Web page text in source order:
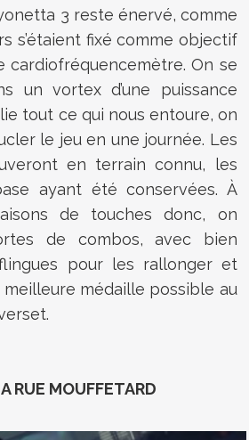
3 reste énervé, comme
s’étaient fixé comme objectif
cardiofréquencemètre. On se
un vortex d’une puissance
tout ce qui nous entoure, on
le jeu en une journée. Les
en terrain connu, les
ayant été conservées. À
de touches donc, on
de combos, avec bien
pour les rallonger et
meilleure médaille possible au
RUE MOUFFETARD